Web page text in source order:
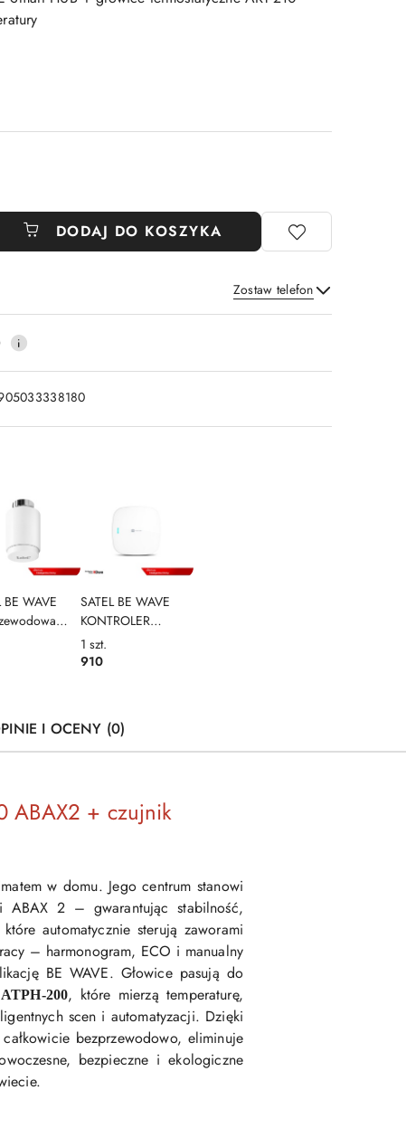
DODAJ DO KOSZYKA
Zostaw telefon
Wyślij
BE WAVE
Smart
SATEL BE WAVE
KONTROLER
SYSTEMU SMART
HUB
1 szt.
910
I OCENY (0)
ABAX2 + czujnik
w domu. Jego centrum stanowi
ABAX 2 – gwarantując stabilność,
automatycznie sterują zaworami
– harmonogram, ECO i manualny
BE WAVE. Głowice pasują do
200, które mierzą temperaturę,
scen i automatyzacji. Dzięki
bezprzewodowo, eliminuje
bezpieczne i ekologiczne